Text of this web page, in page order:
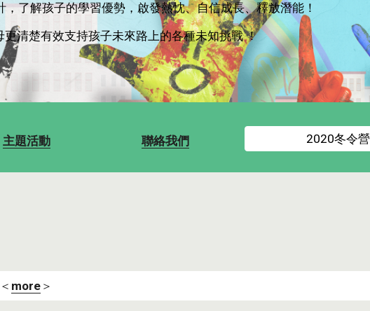
了解孩子的學習優勢，啟發熱忱、自信成長、釋放潛能！
更清楚有效支持孩子未來路上的各種未知挑戰 ！
主題活動 聯絡我們 2020冬令營
more＞